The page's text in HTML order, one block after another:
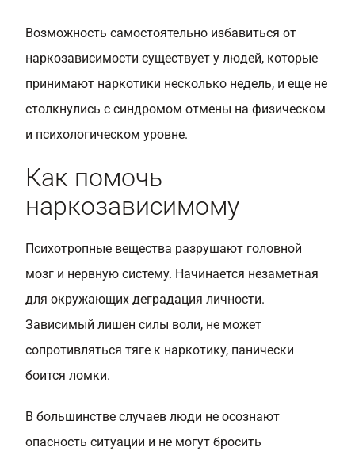
Возможность самостоятельно избавиться от
наркозависимости существует у людей, которые
принимают наркотики несколько недель, и еще не
столкнулись с синдромом отмены на физическом
и психологическом уровне.
Как помочь
наркозависимому
Психотропные вещества разрушают головной
мозг и нервную систему. Начинается незаметная
для окружающих деградация личности.
Зависимый лишен силы воли, не может
сопротивляться тяге к наркотику, панически
боится ломки.
В большинстве случаев люди не осознают
опасность ситуации и не могут бросить